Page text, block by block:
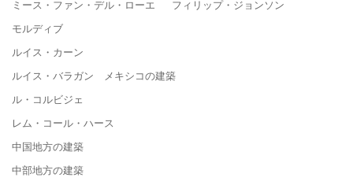
ミース・ファン・デル・ローエ フィリップ・ジョンソン
モルディブ
ルイス・カーン
ルイス・バラガン メキシコの建築
ル・コルビジェ
レム・コール・ハース
中国地方の建築
中部地方の建築